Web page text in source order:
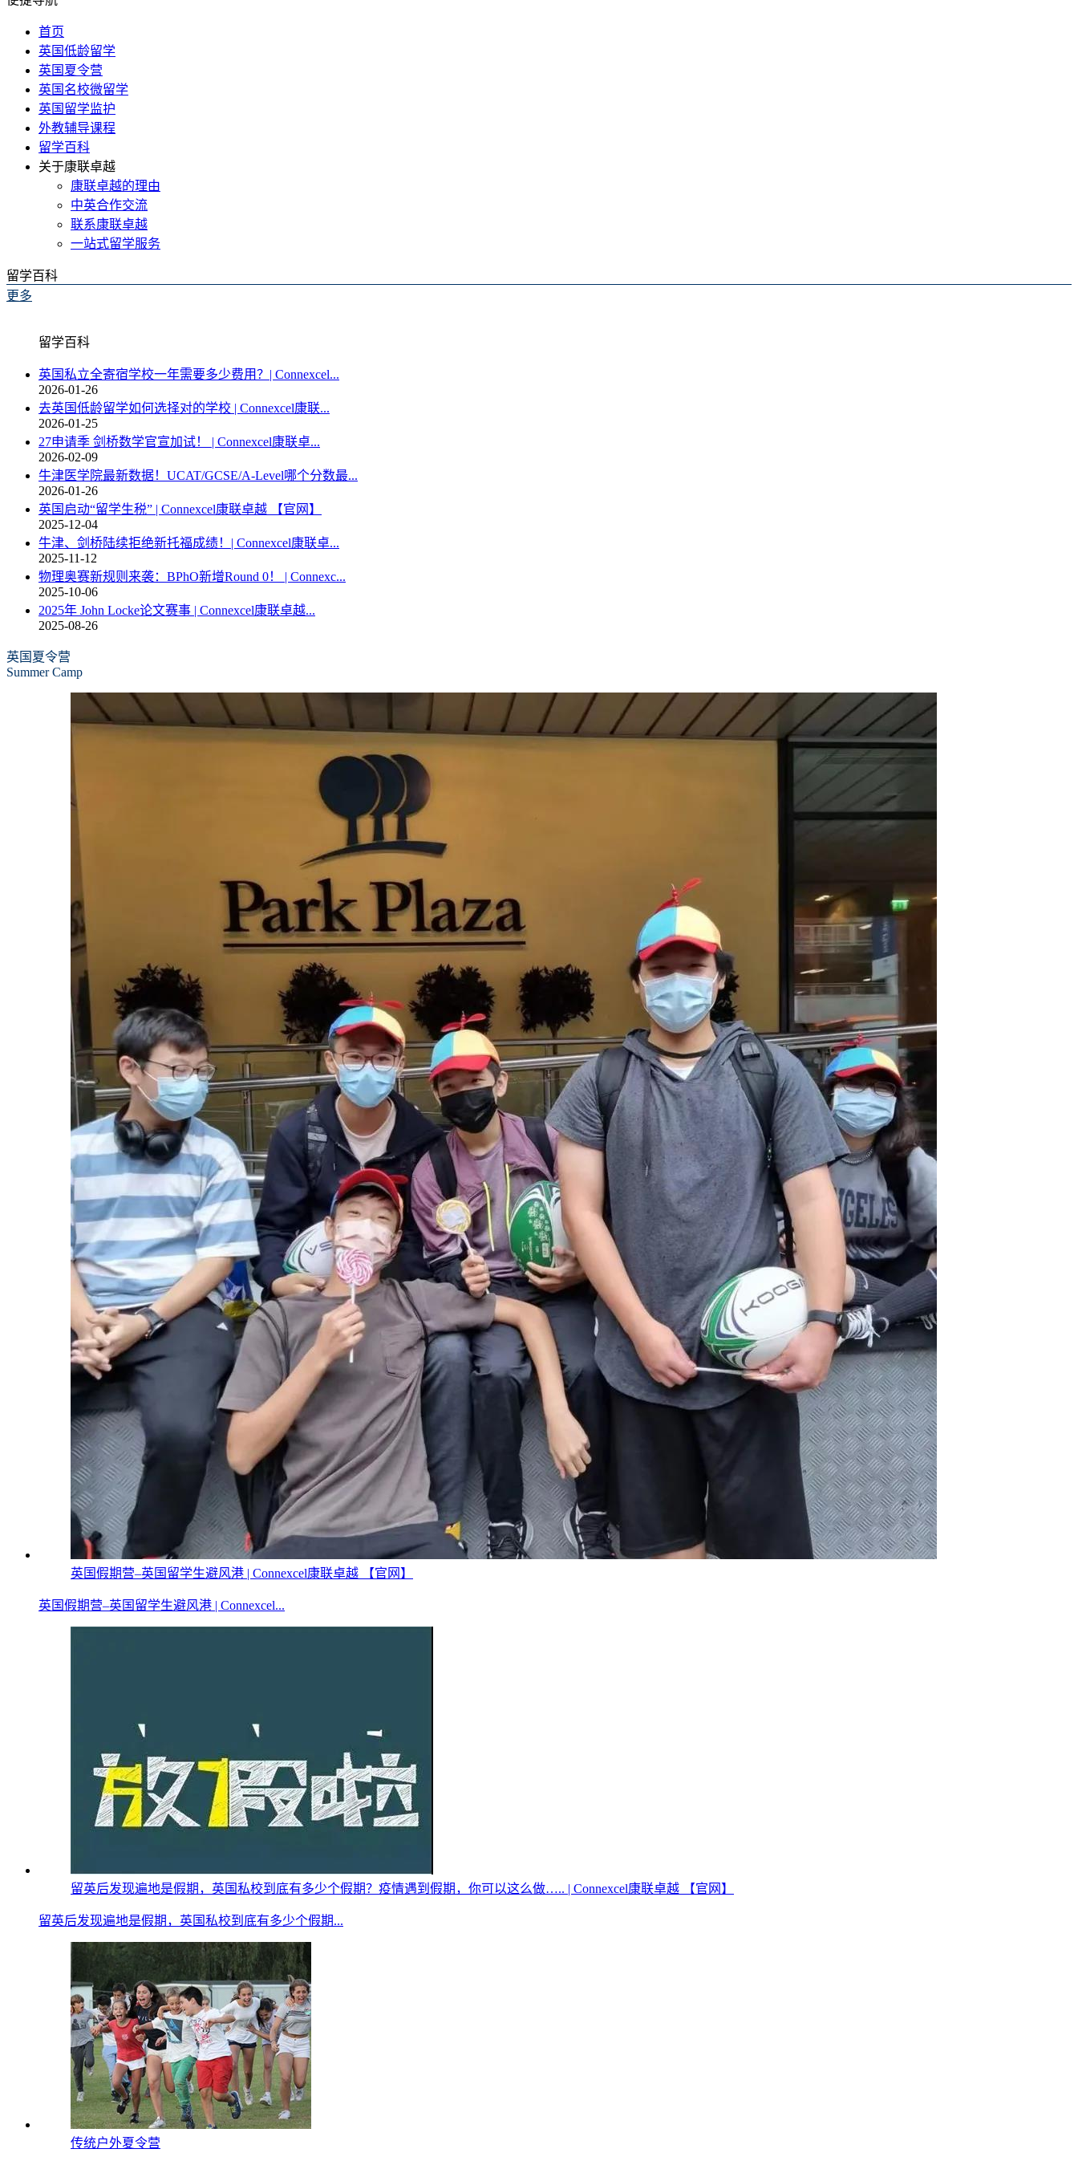
首页
英国低龄留学
英国夏令营
英国名校微留学
英国留学监护
外教辅导课程
留学百科
关于康联卓越
康联卓越的理由
中英合作交流
联系康联卓越
一站式留学服务
留学百科
更多
留学百科
英国私立全寄宿学校一年需要多少费用？| Connexcel...
2026-01-26
去英国低龄留学如何选择对的学校 | Connexcel康联...
2026-01-25
27申请季 剑桥数学官宣加试！ | Connexcel康联卓...
2026-02-09
牛津医学院最新数据！UCAT/GCSE/A-Level哪个分数最...
2026-01-26
英国启动“留学生税” | Connexcel康联卓越 【官网】
2025-12-04
牛津、剑桥陆续拒绝新托福成绩！| Connexcel康联卓...
2025-11-12
物理奥赛新规则来袭：BPhO新增Round 0！ | Connexc...
2025-10-06
2025年 John Locke论文赛事 | Connexcel康联卓越...
2025-08-26
英国夏令营
Summer Camp
英国假期营–英国留学生避风港 | Connexcel康联卓越 【官网】
英国假期营–英国留学生避风港 | Connexcel...
留英后发现遍地是假期，英国私校到底有多少个假期？疫情遇到假期，你可以这么做….. | Connexcel康联卓越 【官网】
留英后发现遍地是假期，英国私校到底有多少个假期...
传统户外夏令营